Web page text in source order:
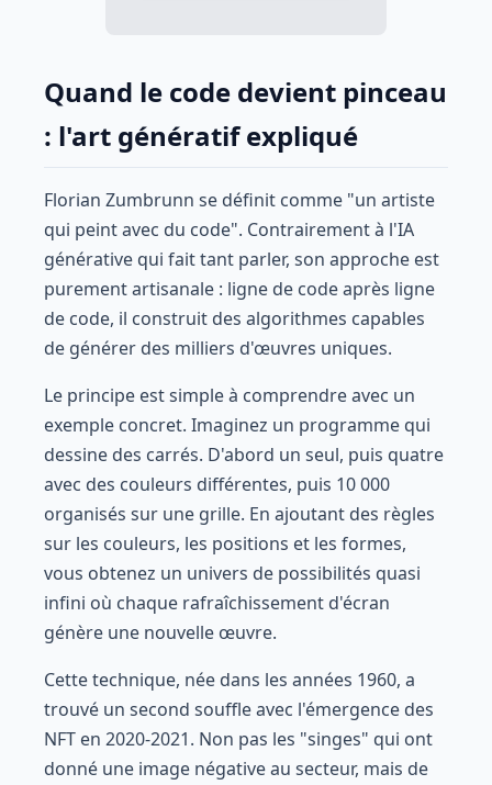
Quand le code devient pinceau
: l'art génératif expliqué
Florian Zumbrunn se définit comme "un artiste
qui peint avec du code". Contrairement à l'IA
générative qui fait tant parler, son approche est
purement artisanale : ligne de code après ligne
de code, il construit des algorithmes capables
de générer des milliers d'œuvres uniques.
Le principe est simple à comprendre avec un
exemple concret. Imaginez un programme qui
dessine des carrés. D'abord un seul, puis quatre
avec des couleurs différentes, puis 10 000
organisés sur une grille. En ajoutant des règles
sur les couleurs, les positions et les formes,
vous obtenez un univers de possibilités quasi
infini où chaque rafraîchissement d'écran
génère une nouvelle œuvre.
Cette technique, née dans les années 1960, a
trouvé un second souffle avec l'émergence des
NFT en 2020-2021. Non pas les "singes" qui ont
donné une image négative au secteur, mais de